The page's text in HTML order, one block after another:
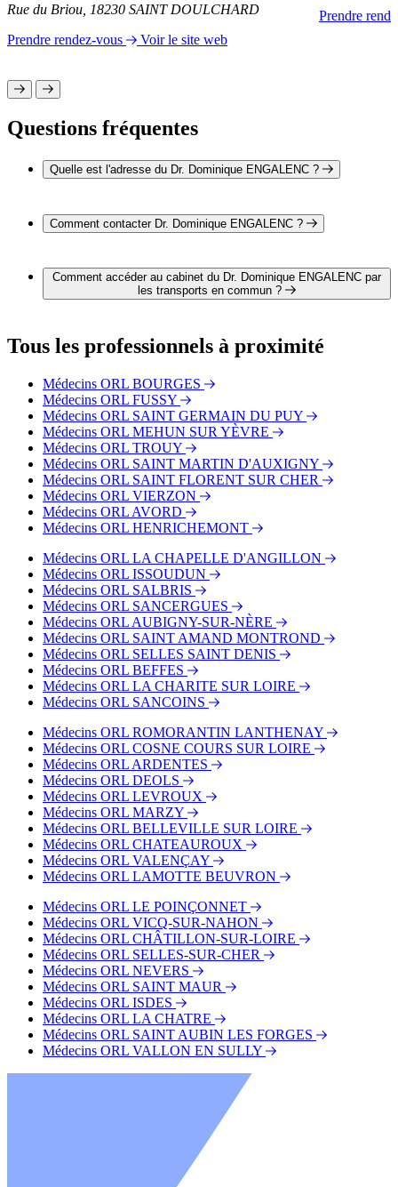
Rue du Briou, 18230 SAINT DOULCHARD
Prendre rendez-vous
Voir le site web
Prendre
Questions fréquentes
Quelle est l'adresse du Dr. Dominique ENGALENC ?
Laënnec 18230 SAINT DOULCHARD
Comment contacter Dr. Dominique ENGALENC ?
téléphone au 02 48 21 07 16.
Comment accéder au cabinet du Dr. Dominique ENGALENC par
les transports en commun ?
proximité des arrêts suivants :
Bus - Saint-Doulchard Place du 8 Mai
Bus - Varye
Tous les professionnels à proximité
Médecins ORL BOURGES
Médecins ORL FUSSY
Médecins ORL SAINT GERMAIN DU PUY
Médecins ORL MEHUN SUR YÈVRE
Médecins ORL TROUY
Médecins ORL SAINT MARTIN D'AUXIGNY
Médecins ORL SAINT FLORENT SUR CHER
Médecins ORL VIERZON
Médecins ORL AVORD
Médecins ORL HENRICHEMONT
Médecins ORL LA CHAPELLE D'ANGILLON
Médecins ORL ISSOUDUN
Médecins ORL SALBRIS
Médecins ORL SANCERGUES
Médecins ORL AUBIGNY-SUR-NÈRE
Médecins ORL SAINT AMAND MONTROND
Médecins ORL SELLES SAINT DENIS
Médecins ORL BEFFES
Médecins ORL LA CHARITE SUR LOIRE
Médecins ORL SANCOINS
Médecins ORL ROMORANTIN LANTHENAY
Médecins ORL COSNE COURS SUR LOIRE
Médecins ORL ARDENTES
Médecins ORL DEOLS
Médecins ORL LEVROUX
Médecins ORL MARZY
Médecins ORL BELLEVILLE SUR LOIRE
Médecins ORL CHATEAUROUX
Médecins ORL VALENÇAY
Médecins ORL LAMOTTE BEUVRON
Médecins ORL LE POINÇONNET
Médecins ORL VICQ-SUR-NAHON
Médecins ORL CHÂTILLON-SUR-LOIRE
Médecins ORL SELLES-SUR-CHER
Médecins ORL NEVERS
Médecins ORL SAINT MAUR
Médecins ORL ISDES
Médecins ORL LA CHATRE
Médecins ORL SAINT AUBIN LES FORGES
Médecins ORL VALLON EN SULLY